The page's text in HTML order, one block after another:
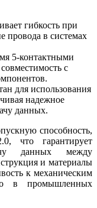
гибкость при
провода в системах
5-контактными
с
для использования
надежное
данных.
способность,
что гарантирует
данных между
и материалы
к механическим
в промышленных